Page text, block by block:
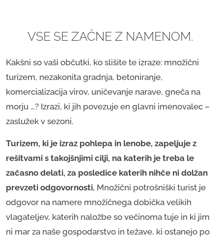
VSE SE ZAČNE Z NAMENOM.
Kakšni so vaši občutki, ko slišite te izraze: množični
turizem, nezakonita gradnja, betoniranje,
komercializacija virov, uničevanje narave, gneča na
morju …? Izrazi, ki jih povezuje en glavni imenovalec –
zaslužek v sezoni.
Turizem, ki je izraz pohlepa in lenobe, zapeljuje z
rešitvami s takojšnjimi cilji, na katerih je treba le
začasno delati, za posledice katerih nihče ni dolžan
prevzeti odgovornosti. Množični potrošniški turist je
odgovor na namere množičnega dobička velikih
vlagateljev, katerih naložbe so večinoma tuje in ki jim
ni mar za naše gospodarstvo in težave, ki ostanejo po